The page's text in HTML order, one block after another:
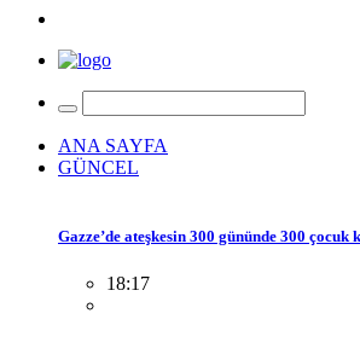
ANA SAYFA
GÜNCEL
Gazze’de ateşkesin 300 gününde 300 çocuk
18:17